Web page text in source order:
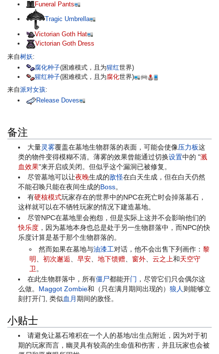
Funeral Pants
Tragic Umbrella
Victorian Goth Hat
Victorian Goth Dress
来自树妖:
腐化种子(困难模式，且为猩红世界)
猩红种子(困难模式，且为腐化世界)
来自派对女孩:
Release Doves
备注
大量灵雾覆盖在墓地生物群落的表面，可能会使像压力板这
类的物件变得模糊不清。薄雾的效果曾能通过切换设置中的 "溅
血效果"来开启或关闭。但似乎这个漏洞已被修复。
尽管墓地可以让夜晚生成的敌怪在白天生成，但在白天仍然
不能召唤只能在夜间生成的Boss。
有硬核模式玩家存在的世界中的NPC在死亡时会掉落墓石，
这样就可以在不牺牲玩家的情况下建造墓地。
尽管NPC在墓地里会抱怨，但是实际上这并不会影响他们的
快乐度 ，因为墓地本身也总是处于另一生物群落中，而NPC的快
乐度计算是基于那个生物群落的。
然而如果在墓地与油漆工对话，他不会出售下列画作： 黎
明
初次邂逅 早安、 地下馈赠、 窗外、 云之上和天空守
卫 。
在此生物群落中，所有僵尸都能开门 ，尽管它们只会偶尔这
么做。 Maggot Zombie和（只在满月期间出现的）狼人则能够立
刻打开门, 类似血月期间的敌怪。
小贴士
请避免让墓石堆积在一个人的基地/出生点附近，因为对于初
期的玩家而言，幽灵具有较高的生命值和伤害，并且玩家也会被